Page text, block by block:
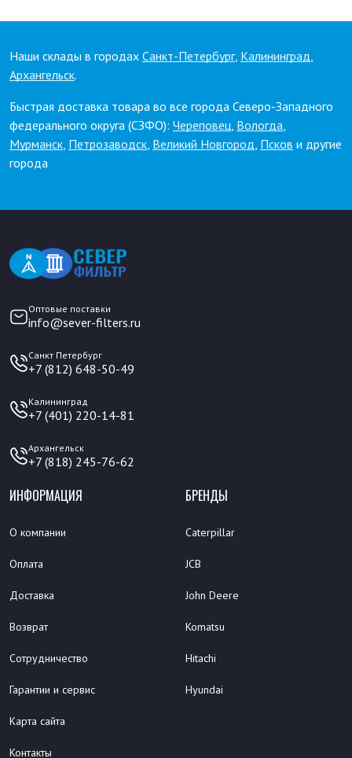
Наши склады в городах Санкт-Петербург, Калининград,
Архангельск.
Быстрая доставка товара во все города Северо-Западного
федерального округа (СЗФО): Череповец, Вологда,
Мурманск, Петрозаводск, Великий Новгород, Псков и другие
города
Оптовые поставки
info@sever-filters.ru
Санкт Петербург
+7 (812) 648-50-49
Калининград
+7 (401) 220-14-81
Архангельск
+7 (818) 245-76-62
ИНФОРМАЦИЯ
О компании
Оплата
Доставка
Возврат
Сотрудничество
Гарантии и сервис
Карта сайта
Контакты
БРЕНДЫ
Caterpillar
JCB
John Deere
Komatsu
Hitachi
Hyundai